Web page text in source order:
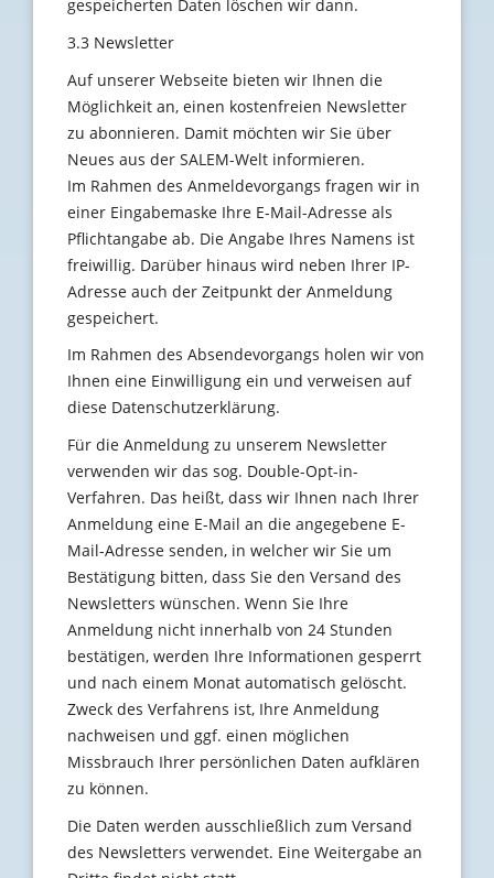
gespeicherten Daten löschen wir dann.
3.3 Newsletter
Auf unserer Webseite bieten wir Ihnen die
Möglichkeit an, einen kostenfreien Newsletter
zu abonnieren. Damit möchten wir Sie über
Neues aus der SALEM-Welt informieren.
Im Rahmen des Anmeldevorgangs fragen wir in
einer Eingabemaske Ihre E-Mail-Adresse als
Pflichtangabe ab. Die Angabe Ihres Namens ist
freiwillig. Darüber hinaus wird neben Ihrer IP-
Adresse auch der Zeitpunkt der Anmeldung
gespeichert.
Im Rahmen des Absendevorgangs holen wir von
Ihnen eine Einwilligung ein und verweisen auf
diese Datenschutzerklärung.
Für die Anmeldung zu unserem Newsletter
verwenden wir das sog. Double-Opt-in-
Verfahren. Das heißt, dass wir Ihnen nach Ihrer
Anmeldung eine E-Mail an die angegebene E-
Mail-Adresse senden, in welcher wir Sie um
Bestätigung bitten, dass Sie den Versand des
Newsletters wünschen. Wenn Sie Ihre
Anmeldung nicht innerhalb von 24 Stunden
bestätigen, werden Ihre Informationen gesperrt
und nach einem Monat automatisch gelöscht.
Zweck des Verfahrens ist, Ihre Anmeldung
nachweisen und ggf. einen möglichen
Missbrauch Ihrer persönlichen Daten aufklären
zu können.
Die Daten werden ausschließlich zum Versand
des Newsletters verwendet. Eine Weitergabe an